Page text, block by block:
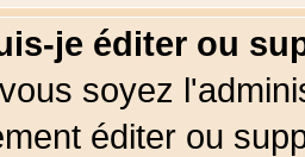
je éditer ou
soyez
éditer ou